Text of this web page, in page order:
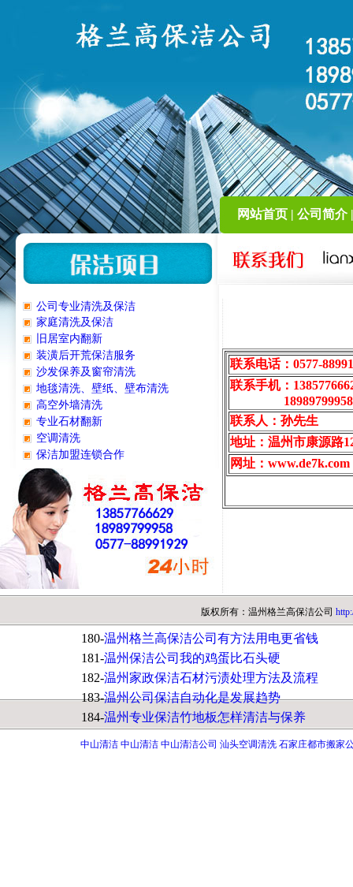
网站首页 | 公司简介
公司专业清洗及保洁
家庭清洗及保洁
旧居室内翻新
装潢后开荒保洁服务
沙发保养及窗帘清洗
地毯清洗、壁纸、壁布清洗
高空外墙清洗
专业石材翻新
空调清洗
保洁加盟连锁合作
联系电话：0577-
联系手机：
18989799958
联系人：孙先生
地址：温州市康源路
网址：www.de7k.com
版权所有：温州格兰高保洁公司
180-温州格兰高保洁公司有方法用电更省钱
181-温州保洁公司我的鸡蛋比石头硬
182-温州家政保洁石材污渍处理方法及流程
183-温州公司保洁自动化是发展趋势
184-温州专业保洁竹地板怎样清洁与保养
中山清洁 中山清洁 中山清洁公司 汕头空调清洗 石家庄都市搬家